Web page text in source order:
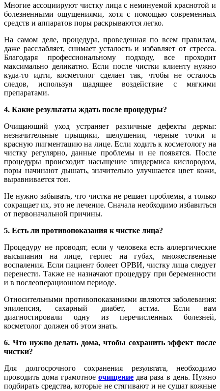
Многие ассоциируют чистку лица с неминуемой краснотой и
болезненными ощущениями, хотя с помощью современных
средств и аппаратов поры раскрываются легко.
На самом деле, процедура, проведенная по всем правилам,
даже расслабляет, снимает усталость и избавляет от стресса.
Благодаря профессиональному подходу, все проходит
максимально деликатно. Если после чистки клиенту нужно
куда-то идти, косметолог сделает так, чтобы не осталось
следов, используя щадящее воздействие с мягкими
препаратами.
4. Какие результаты ждать после процедуры?
Очищающий уход устраняет различные дефекты дермы:
незначительные прыщики, шелушения, черные точки и
красную пигментацию на лице. Если ходить к косметологу на
чистку регулярно, данные проблемы и не появятся. После
процедуры происходит насыщение эпидермиса кислородом,
поры начинают дышать, значительно улучшается цвет кожи,
выравнивается тон.
Не нужно забывать, что чистка не решает проблемы, а только
сокращает их, это не лечение. Сначала необходимо избавиться
от первоначальной причины.
5. Есть ли противопоказания к чистке лица?
Процедуру не проводят, если у человека есть аллергические
высыпания на лице, герпес на губах, множественные
воспаления. Если пациент болеет ОРВИ, чистку лица следует
перенести. Также не назначают процедуру при беременности
и в послеоперационном периоде.
Относительными противопоказаниями являются заболевания:
эпилепсия, сахарный диабет, астма. Если вам
диагностировали одну из перечисленных болезней,
косметолог должен об этом знать.
6. Что нужно делать дома, чтобы сохранить эффект после
чистки?
Для долгосрочного сохранения результата, необходимо
проводить дома грамотное очищениедва раза в день. Нужно
подбирать средства, которые не стягивают и не сушат кожные